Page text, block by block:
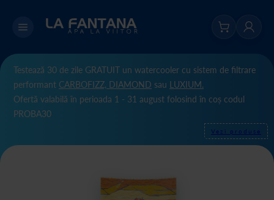
Testează 30 de zile GRATUIT un watercooler cu sistem de filtrare
performant CARBOFIZZ, DIAMOND sau LUXIUM.
Ofertă valabilă în perioada 1 - 31 august folosind în coș codul
PROBA30
Vezi produse